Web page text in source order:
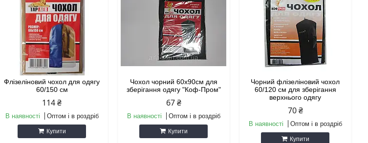
Флізеліновий чохол для одягу
60/150 см
114 ₴
В наявності Оптом і в роздріб
Купити
Чохол чорний 60х90cм для
зберігання одягу "Коф-Пром"
67 ₴
В наявності Оптом і в роздріб
Купити
Чорний флізеліновий чохол
60/120 см для зберігання
верхнього одягу
70 ₴
В наявності Оптом і в роздріб
Купити